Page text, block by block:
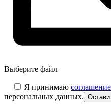
Выберите файл
Я принимаю
персональных данных.